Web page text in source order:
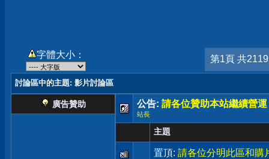
字體大小： 第1頁 共
討論區中的主題: 影片討論區
廣告贊助 公告: 請各位贊助本站繼續營運
站長
主題
置頂: 請各位分明此區和購